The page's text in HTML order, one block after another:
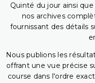
Quinté du jour ainsi
nos archives
fournissant des détails
Nous publions les
offrant une vue précise
course dans l'ordre